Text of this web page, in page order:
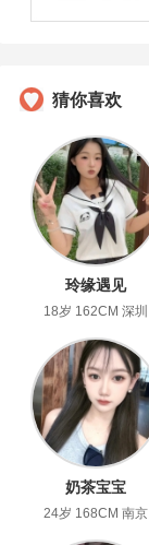
猜你喜欢
玲缘遇见
18岁 162CM 深圳
奶茶宝宝
24岁 168CM 南京